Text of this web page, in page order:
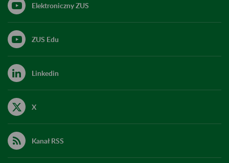
Elektroniczny ZUS
ZUS Edu
Linkedin
X
Kanał RSS